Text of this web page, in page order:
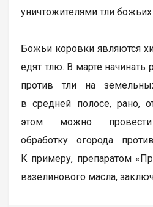
уничтожителями тли
Божьи коровки являются
едят тлю. В марте
против тли на
в средней полосе, рано,
этом можно провести
обработку огорода
К примеру, препаратом
вазелинового масла,